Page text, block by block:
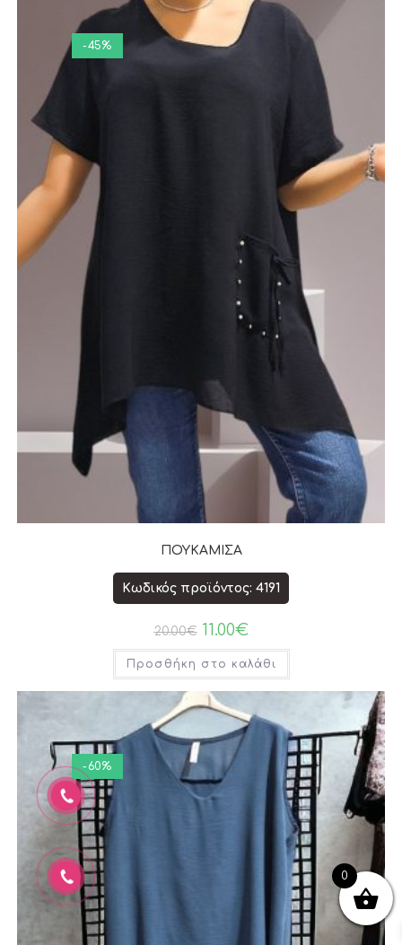
-45%
ΠΟΥΚΑΜΙΣΑ
Κωδικός προϊόντος: 4191
20.00€ 11.00€
Προσθήκη στο καλάθι
-60%
0